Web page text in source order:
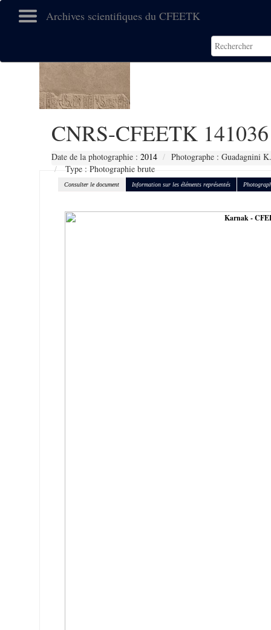
Archives scientifiques du CFEETK
CNRS-CFEETK 141036
Date de la photographie : 2014
Photographe : Guadagnini K.
Type : Photographie brute
Consulter le document Information sur les éléments représentés